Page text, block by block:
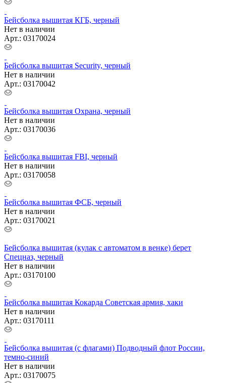
Бейсболка вышитая КГБ, черный
Нет в наличии
Арт.: 03170024
Бейсболка вышитая Security, черный
Нет в наличии
Арт.: 03170042
Бейсболка вышитая Охрана, черный
Нет в наличии
Арт.: 03170036
Бейсболка вышитая FBI, черный
Нет в наличии
Арт.: 03170058
Бейсболка вышитая ФСБ, черный
Нет в наличии
Арт.: 03170021
Бейсболка вышитая (кулак с автоматом в венке) берет
Спецназ, черный
Нет в наличии
Арт.: 03170100
Бейсболка вышитая Кокарда Советская армия, хаки
Нет в наличии
Арт.: 03170111
Бейсболка вышитая (с флагами) Подводный флот России,
темно-синий
Нет в наличии
Арт.: 03170075